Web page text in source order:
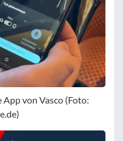
App von Vasco (Foto: